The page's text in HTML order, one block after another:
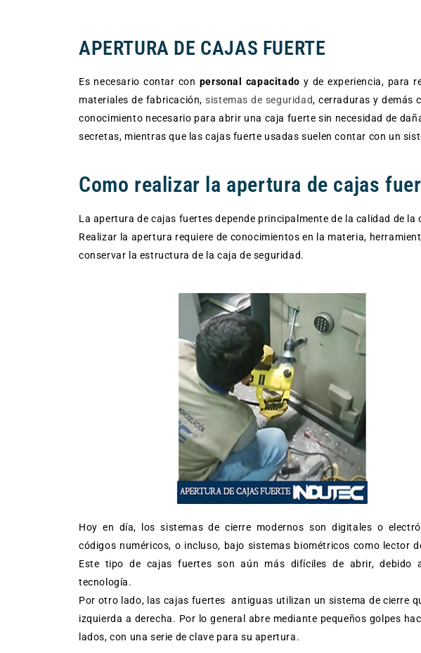
APERTURA DE CAJAS FUERTE
Es necesario contar con personal capacitado y de experiencia, para
materiales de fabricación,sistemas de seguridad, cerraduras y demás
conocimiento necesario para abrir una caja fuerte sin necesidad de
secretas, mientras que las cajas fuerte usadas suelen contar con un
Como realizar la apertura de cajas
La apertura de cajas fuertes depende principalmente de la calidad de la
Realizar la apertura requiere de conocimientos en la materia,
conservar la estructura de la caja de seguridad.
Hoy en día, los sistemas de cierre modernos son digitales o
códigos numéricos, o incluso, bajo sistemas biométricos como lector
Este tipo de cajas fuertes son aún más difíciles de abrir, debido
tecnología.
Por otro lado, las cajas fuertes antiguas utilizan un sistema de cierre
izquierda a derecha. Por lo general abre mediante pequeños golpes
lados, con una serie de clave para su apertura.